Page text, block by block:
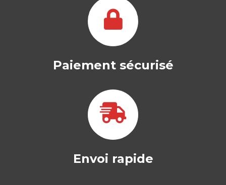
Paiement sécurisé
Envoi rapide